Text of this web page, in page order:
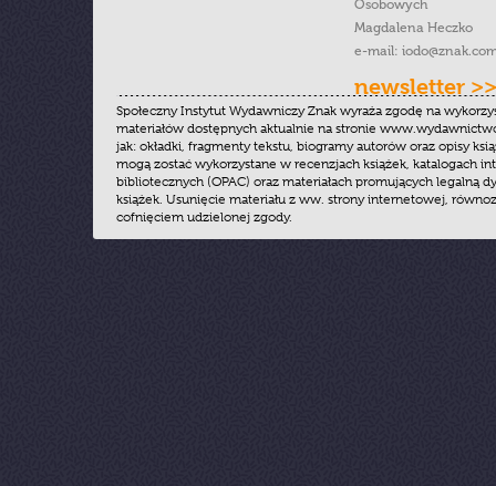
Osobowych
Magdalena Heczko
e-mail:
newsletter >>
Społeczny Instytut Wydawniczy Znak wyraża zgodę na
materiałów dostępnych aktualnie na stronie
jak: okładki, fragmenty tekstu, biogramy autorów oraz opisy
mogą zostać wykorzystane w recenzjach książek, katalogach
bibliotecznych (OPAC) oraz materiałach promujących legalną
książek. Usunięcie materiału z ww. strony internetowej,
cofnięciem udzielonej zgody.